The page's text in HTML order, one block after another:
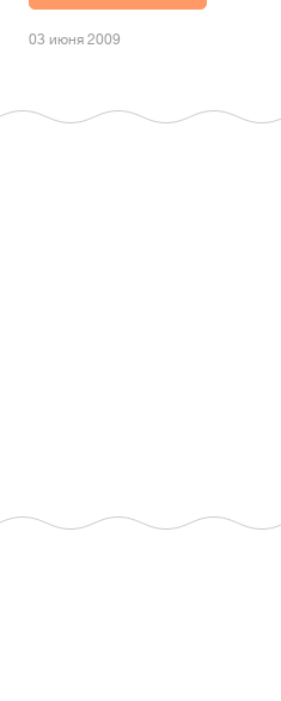
03 июня 2009